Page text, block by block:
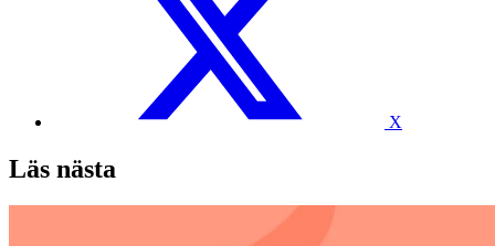
X
Läs nästa